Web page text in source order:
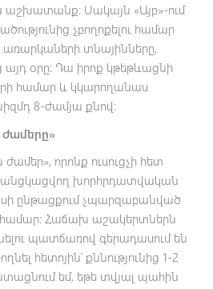
աշխատանք։ Սակայն «Այբ»-ում
չբողոքելու համար
տնայինները,
այդ օրը։ Դա իրոք կթեթևացնի
համար և կկարողանաս
8-ժամյա քնով։
ժամերը»
որոնք ուսուցչի հետ
անցկացվող խորհրդատվական
ընթացքում չպարզաբանված
համար։ Հաճախ աշակերտներն
պատճառով գերադասում են
հետոյին՝ քննությունից 1-2
եմ, եթե տվյալ պահին